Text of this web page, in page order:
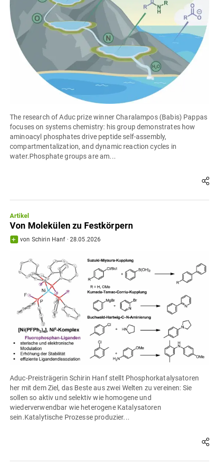
The research of Aduc prize winner Charalampos (Babis) Pappas
focuses on systems chemistry: his group demonstrates how
aminoacyl phosphates drive peptide self-assembly,
compartmentalization, and dynamic reaction cycles in
water.Phosphate groups are am...
Artikel
Von Molekülen zu Festkörpern
von Schirin Hanf· 28.05.2026
Aduc-Preisträgerin Schirin Hanf stellt Phosphorkatalysatoren
her mit dem Ziel, das Beste aus zwei Welten zu vereinen: Sie
sollen so aktiv und selektiv wie homogene und
wiederverwendbar wie heterogene Katalysatoren
sein.Katalytische Prozesse produzier...